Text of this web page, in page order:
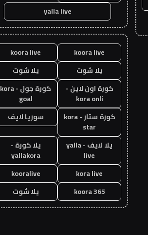
yalla live
koora live
koora live
يلا شوت
يلا شوت
كورة اون لاين -
kora onli
كورة جول - kora
goal
كورة ستار - kora
star
سوريا لايف
يلا لايف - yalla
live
يلا كورة -
yallakora
kora live
kooralive
koora 365
يلا شوت